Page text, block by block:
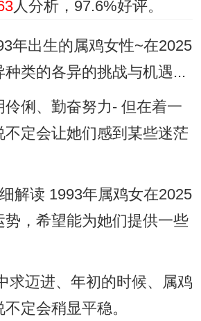
人分析， 97.6%好评。
年出生的属鸡女性~在2025
类的各异的挑战与机遇...
伶俐、勤奋努力- 但在着一
定会让她们感到某些迷茫
解读 1993年属鸡女在2025
势，希望能为她们提供一些
求迈进、年初的时候、属鸡
定会稍显平稳。